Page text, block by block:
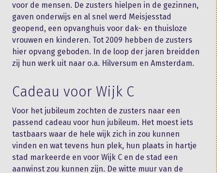
voor de mensen. De zusters hielpen in de gezinnen,
gaven onderwijs en al snel werd Meisjesstad
geopend, een opvanghuis voor dak- en thuisloze
vrouwen en kinderen. Tot 2009 hebben de zusters
hier opvang geboden. In de loop der jaren breidden
zij hun werk uit naar o.a. Hilversum en Amsterdam.
Cadeau voor Wijk C
Voor het jubileum zochten de zusters naar een
passend cadeau voor hun jubileum. Het moest iets
tastbaars waar de hele wijk zich in zou kunnen
vinden en wat tevens hun plek, hun plaats in hartje
stad markeerde en voor Wijk C en de stad een
aanwinst zou kunnen zijn. De witte muur van de